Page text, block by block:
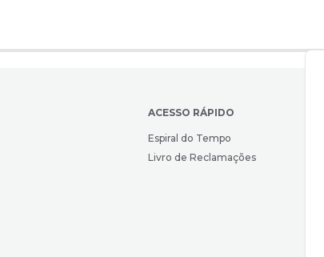
ACESSO RÁPIDO
Espiral do Tempo
Livro de Reclamações